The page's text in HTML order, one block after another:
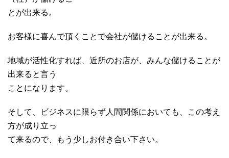
とが出来る。
お客様に喜んで頂くことで会社が儲けることが出来る。
地域が活性化すれば、近所のお店が、みんな儲けることが
出来ると言う
ことになります。
そして、ビジネスに限らず人間関係においても、この考え
方が成り立っ
て来るので、もう少しお付き合い下さい。